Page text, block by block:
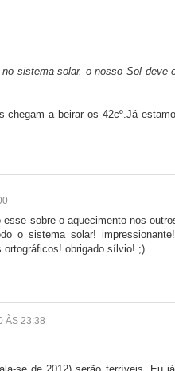
sistema solar, o nosso Sol deve
chegam a beirar os 42cº.Já
sobre o aquecimento nos
o sistema solar!
ortográficos! obrigado sílvio! ;)
ÀS 23:38